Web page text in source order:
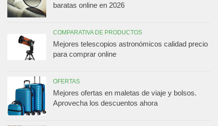
baratas online en 2026
COMPARATIVA DE PRODUCTOS
Mejores telescopios astronómicos calidad precio
para comprar online
OFERTAS
Mejores ofertas en maletas de viaje y bolsos.
Aprovecha los descuentos ahora